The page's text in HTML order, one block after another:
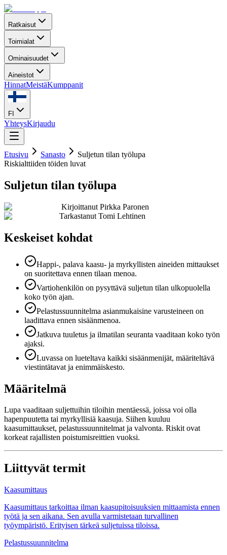
Ratkaisut
Toimialat
Ominaisuudet
Aineistot
HinnatMeistäKumppanit
FI
YhteysKirjaudu
Etusivu Sanasto
Suljetun tilan työlupa
Riskialttiiden töiden luvat
Suljetun tilan työlupa
Kirjoittanut Pirkka Paronen
Tarkastanut Tomi Lehtinen
Keskeiset kohdat
Happi-, palava kaasu- ja myrkyllisten aineiden mittaukset
on suoritettava ennen tilaan menoa.
Vartiohenkilön on pysyttävä suljetun tilan ulkopuolella
koko työn ajan.
Pelastussuunnitelma asianmukaisine varusteineen on
laadittava ennen sisäänmenoa.
Jatkuva tuuletus ja ilmatilan seuranta vaaditaan koko työn
ajaksi.
Luvassa on lueteltava kaikki sisäänmenijät, määriteltävä
viestintätavat ja enimmäiskesto.
Määritelmä
Lupa vaaditaan suljettuihin tiloihin mentäessä, joissa voi olla
hapenpuutetta tai myrkyllisiä kaasuja. Siihen kuuluu
kaasumittaukset, pelastussuunnitelmat ja valvonta. Riskit ovat
korkeat rajallisten poistumisreittien vuoksi.
Liittyvät termit
Kaasumittaus
Kaasumittaus tarkoittaa ilman kaasupitoisuuksien mittaamista ennen
työtä ja sen aikana. Sen avulla varmistetaan turvallinen
työympäristö. Erityisen tärkeä suljetuissa tiloissa.
Pelastussuunnitelma